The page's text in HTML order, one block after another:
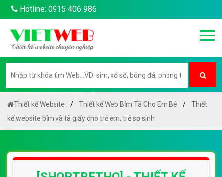
Hotline: 0915 406 986
Thiết kế Website Thiết kế Web Bỉm Tã Cho Em Bé
Thiết
kế website bỉm và tã giấy cho trẻ em, trẻ sơ sinh